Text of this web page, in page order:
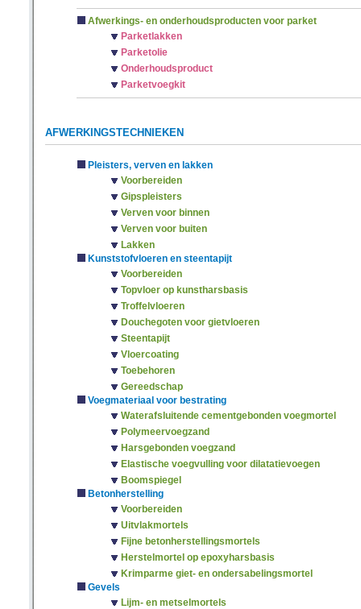
Afwerkings- en onderhoudsproducten voor parket
Parketlakken
Parketolie
Onderhoudsproduct
Parketvoegkit
AFWERKINGSTECHNIEKEN
Pleisters, verven en lakken
Voorbereiden
Gipspleisters
Verven voor binnen
Verven voor buiten
Lakken
Kunststofvloeren en steentapijt
Voorbereiden
Topvloer op kunstharsbasis
Troffelvloeren
Douchegoten voor gietvloeren
Steentapijt
Vloercoating
Toebehoren
Gereedschap
Voegmateriaal voor bestrating
Waterafsluitende cementgebonden voegmortel
Polymeervoegzand
Harsgebonden voegzand
Elastische voegvulling voor dilatatievoegen
Boomspiegel
Betonherstelling
Voorbereiden
Uitvlakmortels
Fijne betonherstellingsmortels
Herstelmortel op epoxyharsbasis
Krimparme giet- en ondersabelingsmortel
Gevels
Lijm- en metselmortels